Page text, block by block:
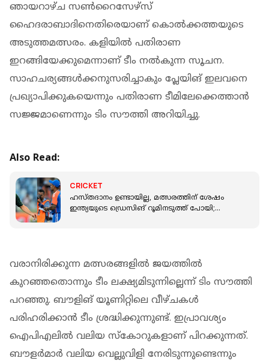
ഞായറാഴ്ച സണ്‍റൈസേഴ്‌സ്
ഹൈദരാബാദിനെതിരെയാണ് കൊല്‍ക്കത്തയുടെ
അടുത്തമത്സരം. കളിയില്‍ പതിരാണ
ഇറങ്ങിയേക്കുമെന്നാണ് ടീം നല്‍കുന്ന സൂചന.
സാഹചര്യങ്ങള്‍ക്കനുസരിച്ചാകും പ്ലേയിങ് ഇലവനെ
പ്രഖ്യാപിക്കുകയെന്നും പതിരാണ ടീമിലേക്കെത്താന്‍
സജ്ജമാണെന്നും ടിം സൗത്തി അറിയിച്ചു.
Also Read:
CRICKET
ഹസ്തദാനം ഉണ്ടായില്ല, മത്സരത്തിന് ശേഷം
ഇന്ത്യയുടെ ഡ്രെസിങ് റൂമിനടുത്ത് പോയി;
വരാനിരിക്കുന്ന മത്സരങ്ങളില്‍ ജയത്തില്‍
കുറഞ്ഞതൊന്നും ടീം ലക്ഷ്യമിടുന്നില്ലെന്ന് ടിം സൗത്തി
പറഞ്ഞു. ബൗളിങ് യൂണിറ്റിലെ വീഴ്ചകള്‍
പരിഹരിക്കാന്‍ ടീം ശ്രദ്ധിക്കുന്നുണ്ട്. ഇപ്രാവശ്യം
ഐപിഎലില്‍ വലിയ സ്‌കോറുകളാണ് പിറക്കുന്നത്.
ബൗളര്‍മാര്‍ വലിയ വെല്ലുവിളി നേരിടുന്നുണ്ടെന്നും